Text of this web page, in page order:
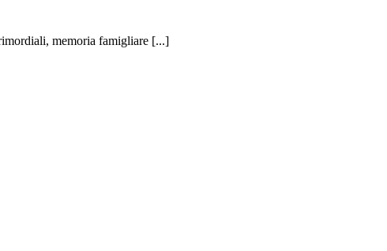
memoria famigliare [...]